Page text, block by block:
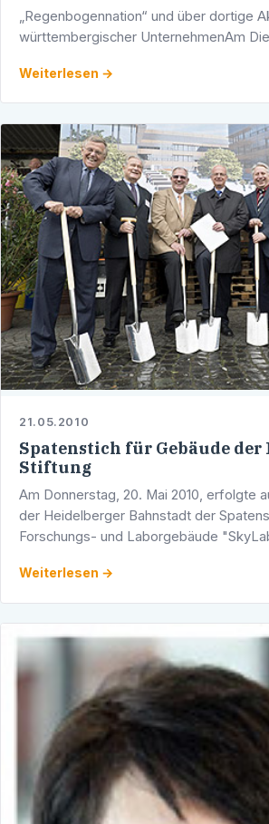
„Regenbogennation“ und über dortige
württembergischer UnternehmenAm
Heidelberger an der …
Weiterlesen →
21.05.2010
Spatenstich für Gebäude der
Stiftung
Am Donnerstag, 20. Mai 2010, erfolgte
der Heidelberger Bahnstadt der
Forschungs- und Laborgebäude
…
Weiterlesen →